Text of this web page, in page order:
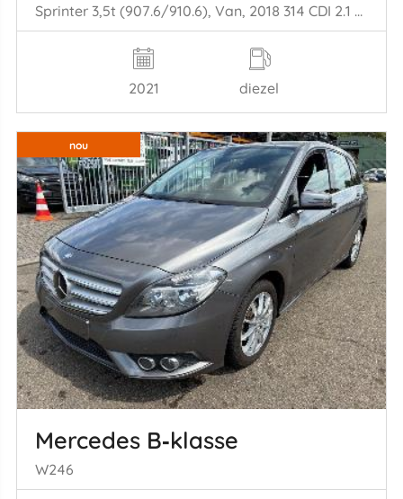
Sprinter 3,5t (907.6/910.6), Van, 2018 314 CDI 2.1 D RWD
2021 diezel
nou
Mercedes B‑klasse
W246